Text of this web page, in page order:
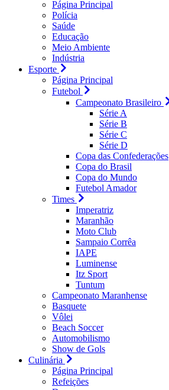
Página Principal
Polícia
Saúde
Educação
Meio Ambiente
Indústria
Esporte
Página Principal
Futebol
Campeonato Brasileiro
Série A
Série B
Série C
Série D
Copa das Confederações
Copa do Brasil
Copa do Mundo
Futebol Amador
Times
Imperatriz
Maranhão
Moto Club
Sampaio Corrêa
IAPE
Luminense
Itz Sport
Tuntum
Campeonato Maranhense
Basquete
Vôlei
Beach Soccer
Automobilismo
Show de Gols
Culinária
Página Principal
Refeições